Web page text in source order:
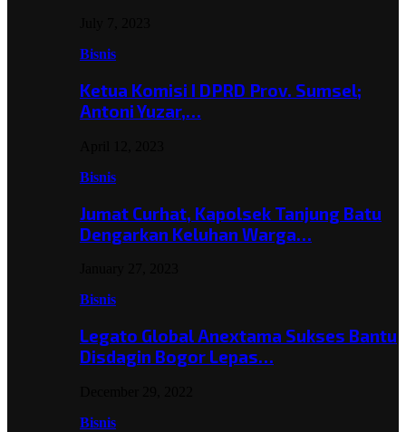
Bisnis
Ketua Komisi I DPRD Prov. Sumsel;
Antoni Yuzar,…
Bisnis
Jumat Curhat, Kapolsek Tanjung Batu
Dengarkan Keluhan Warga…
Bisnis
Legato Global Anextama Sukses Bantu
Disdagin Bogor Lepas…
Bisnis